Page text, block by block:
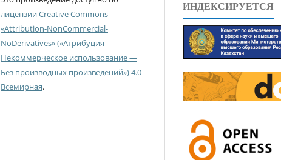
лицензии Creative Commons
«Attribution-NonCommercial-
NoDerivatives» («Атрибуция —
Некоммерческое использование —
Без производных произведений») 4.0
Всемирная.
ИНДЕКСИРУЕТСЯ